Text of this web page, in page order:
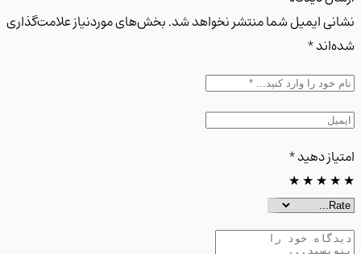
ایمیل شما منتشر نخواهد شد. بخش‌های موردنیاز علامت‌گذاری
*
دهید*
★
★
★